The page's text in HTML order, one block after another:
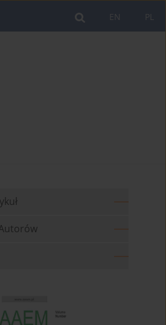
PL
EN